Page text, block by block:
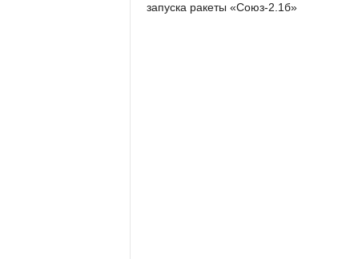
запуска ракеты «Союз-2.1б»